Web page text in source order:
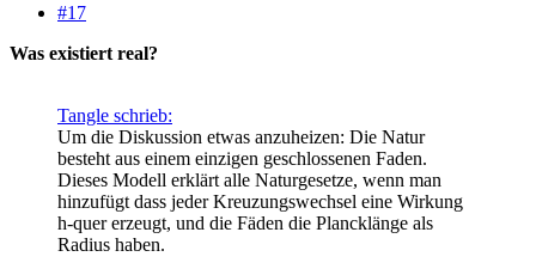
#17
Was existiert real?
Tangle schrieb:
Um die Diskussion etwas anzuheizen: Die Natur
besteht aus einem einzigen geschlossenen Faden.
Dieses Modell erklärt alle Naturgesetze, wenn man
hinzufügt dass jeder Kreuzungswechsel eine Wirkung
h-quer erzeugt, und die Fäden die Plancklänge als
Radius haben.